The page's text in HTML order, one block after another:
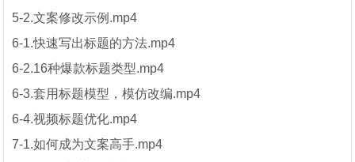
5-2.文案修改示例.mp4
6-1.快速写出标题的方法.mp4
6-2.16种爆款标题类型.mp4
6-3.套用标题模型，模仿改编.mp4
6-4.视频标题优化.mp4
7-1.如何成为文案高手.mp4